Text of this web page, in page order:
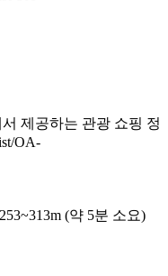
제공하는 관광 쇼핑 정
OA-
(약 5분 소요)